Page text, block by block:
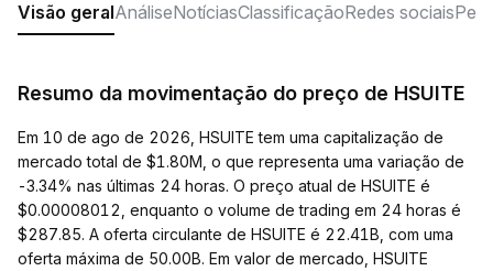
Visão geralAnáliseNotíciasClassificaçãoRedes sociais
Resumo da movimentação do preço de HSUITE
Em 10 de ago de 2026, HSUITE tem uma capitalização de
mercado total de $1.80M, o que representa uma variação de
-3.34% nas últimas 24 horas. O preço atual de HSUITE é
$0.00008012, enquanto o volume de trading em 24 horas é
$287.85. A oferta circulante de HSUITE é 22.41B, com uma
oferta máxima de 50.00B. Em valor de mercado, HSUITE